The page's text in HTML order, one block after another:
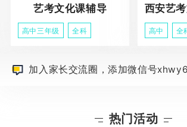
艺考文化课辅导
高中三年级 全科 高中 全
加入家长交流圈，添加微信号
热门活动